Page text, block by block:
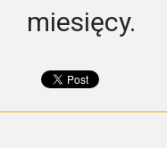
miesięcy.